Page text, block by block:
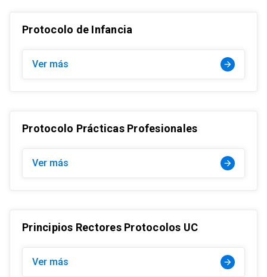
Protocolo de Infancia
Ver más arrow_forward
Protocolo Prácticas Profesionales
Ver más arrow_forward
Principios Rectores Protocolos UC
Ver más arrow_forward